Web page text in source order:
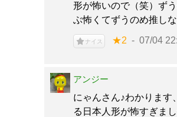
形が怖いので（笑）ず
ぶ怖くてずうのめ推し
ナイス ★2 07/04
アンジー
にゃんさん♪わかります
る日本人形が怖すぎま